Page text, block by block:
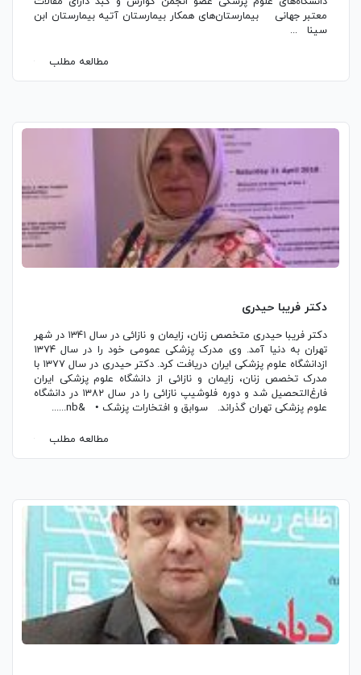
معتبر جهانی بیمارستان‌های همکار بیمارستان آتیه بیمارستان ابن
سینا ...
مطالعه مطلب
دکتر فریبا حیدری
دکتر فریبا حیدری متخصص زنان، زایمان و نازائی در سال ۱۳۴۱ در شهر
تهران به دنیا آمد. وی مدرک پزشکی عمومی خود را در سال ۱۳۷۴
ازدانشگاه علوم پزشکی ایران دریافت کرد. دکتر حیدری در سال ۱۳۷۷ با
مدرک تخصص زنان، زایمان و نازائی از دانشگاه علوم پزشکی ایران
فارغ‌التحصیل شد و دوره فلوشیپ نازائی را در سال ۱۳۸۲ در دانشگاه
علوم پزشکی تهران گذراند. سوابق و افتخارات پزشک • &nb......
مطالعه مطلب